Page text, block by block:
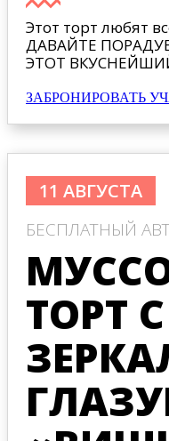
Этот торт любят
ДАВАЙТЕ
ЭТОТ
ЗАБРОНИРОВАТЬ
11 АВГУСТА
БЕСПЛАТНЫЙ
ТОРТ С